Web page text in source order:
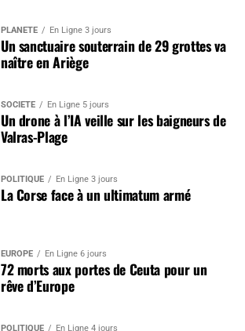
PLANÈTE En Ligne 3 jours
Un sanctuaire souterrain de 29 grottes va
naître en Ariège
SOCIÉTÉ En Ligne 5 jours
Un drone à l’IA veille sur les baigneurs de
Valras-Plage
POLITIQUE En Ligne 3 jours
La Corse face à un ultimatum armé
EUROPE En Ligne 6 jours
72 morts aux portes de Ceuta pour un
rêve d’Europe
POLITIQUE En Ligne 4 jours